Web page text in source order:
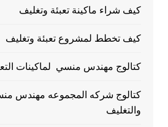
كيف شراء ماكينة تعبئة وتغليف
كيف تخطط لمشروع تعبئة وتغليف
كتالوج مهندس منسي لماكينات
كتالوج شركه المجموعه مهندس
والتغليف